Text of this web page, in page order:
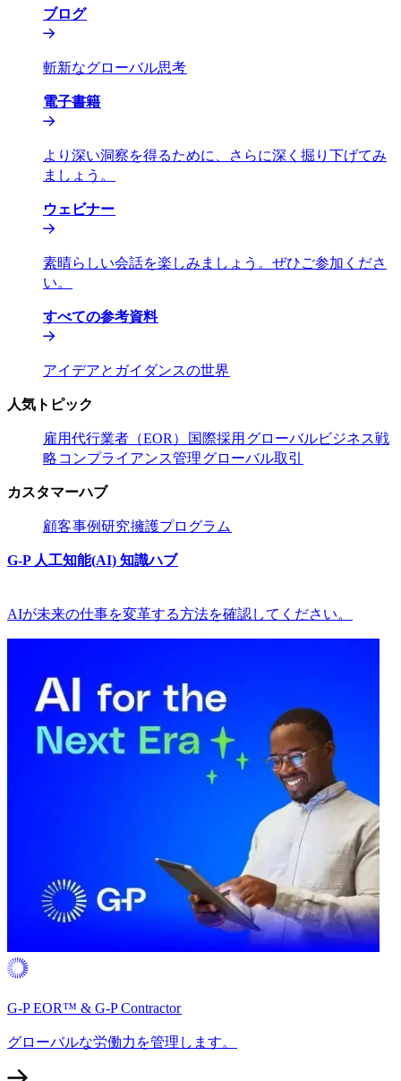
ブログ​​
斬新なグローバル思考​​
電子書籍​​
より深い洞察を得るために、さらに深く掘り下げてみ
ましょう。​​
ウェビナー​​
素晴らしい会話を楽しみましょう。ぜひご参加くださ
い。​​
すべての参考資料​​
アイデアとガイダンスの世界​​
人気トピック​​
雇用代行業者（EOR）​​ 国際採用​​ グローバルビジネス戦
略​​ コンプライアンス管理​​グローバル取引​​
カスタマーハブ​​
顧客​​事例研究​​擁護プログラム​​
G-P 人工知能(AI) 知識ハブ​​
AIが未来の仕事を変革する方法を確認してください。​​
G-P EOR™ & G-P Contractor​​
グローバルな労働力を管理します。​​